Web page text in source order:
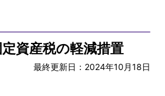
資産税の軽減措置
最終更新日：2024年10月18日